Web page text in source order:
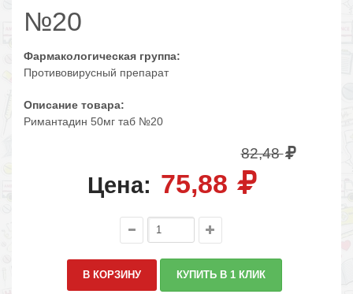
№20
Фармакологическая группа:
Противовирусный препарат
Описание товара:
Римантадин 50мг таб №20
82,48
Цена: 75,88
В КОРЗИНУ КУПИТЬ В 1 КЛИК